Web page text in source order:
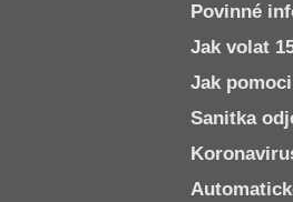
Povinné
Jak volat
Jak pomoci
Sanitka